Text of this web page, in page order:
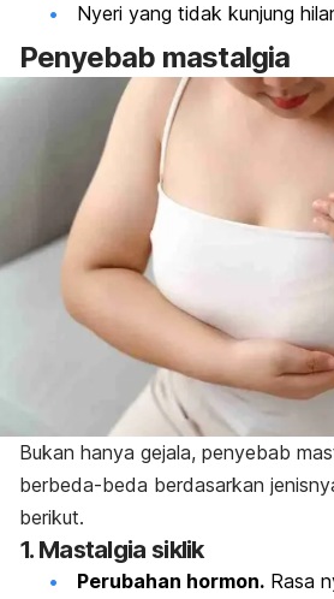
Nyeri yang tidak kunjung
Penyebab mastalgia
Bukan hanya gejala, penyebab
berbeda-beda berdasarkan
berikut.
1. Mastalgia siklik
Perubahan hormon. Rasa